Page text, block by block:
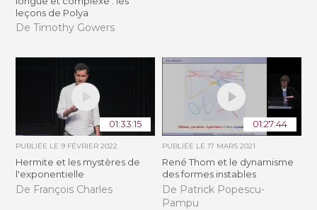
leçons de Polya
De Timothy Gowers
01:33:15
PUBLIÉE LE9 FÉVRIER 2022
Hermite et les mystères de
l'exponentielle
De François Charles
01:27:44
PUBLIÉE LE 17 MARS 2021
René Thom et le dynamisme
des formes instables
De Patrick Popescu-
Pampu